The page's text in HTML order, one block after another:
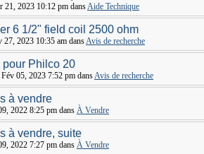
21, 2023 10:12 pm dansAide Technique
6 1/2" field coil 2500 ohm
27, 2023 10:35 am dansAvis de recherche
Philco 20
05, 2023 7:52 pm dansAvis de recherche
à vendre
2022 8:25 pm dans À Vendre
à vendre, suite
2022 7:27 pm dans À Vendre